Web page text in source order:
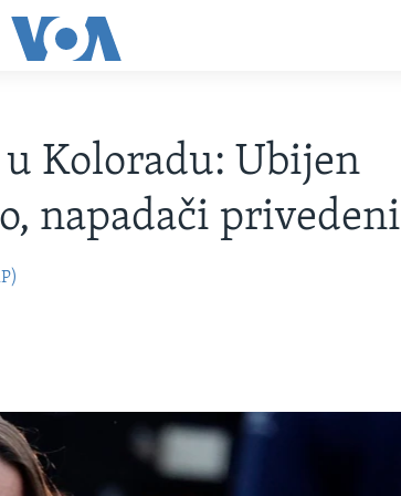
Koloradu: Ubijen
napadači privedeni